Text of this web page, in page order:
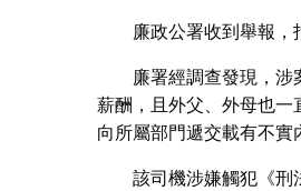
廉政公署收到舉報，
廉署經調查發現，
薪酬，且外父、外母也
向所屬部門遞交載有不實
該司機涉嫌觸犯《刑